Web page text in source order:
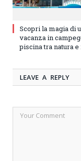
Scopri la magia di
vacanza in
piscina tra natura
LEAVE A REPLY